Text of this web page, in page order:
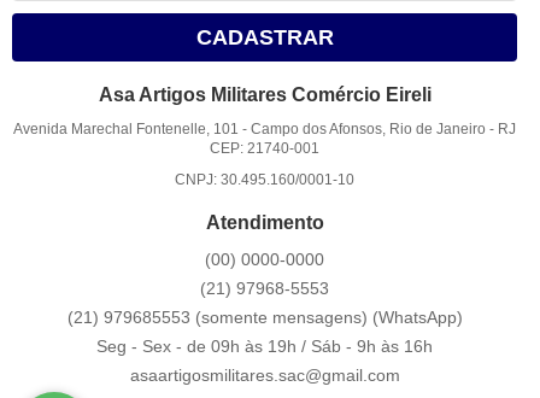
CADASTRAR
Asa Artigos Militares Comércio Eireli
Avenida Marechal Fontenelle, 101 -Campo dos Afonsos, Rio de Janeiro - RJ
CEP: 21740-001
CNPJ: 30.495.160/0001-10
Atendimento
(00) 0000-0000
(21) 97968-5553
(21) 979685553 (somente mensagens) (WhatsApp)
Seg - Sex - de 09h às 19h / Sáb - 9h às 16h
asaartigosmilitares.sac@gmail.com